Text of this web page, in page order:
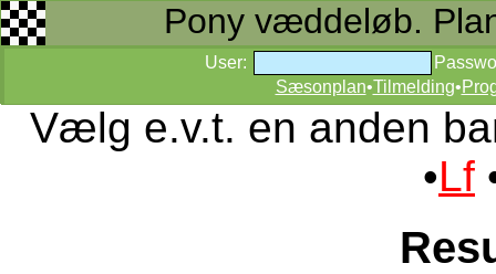
Pony væddeløb.
User:
Sæsonplan•Tilmelding•
Vælg e.v.t. en anden
•Lf